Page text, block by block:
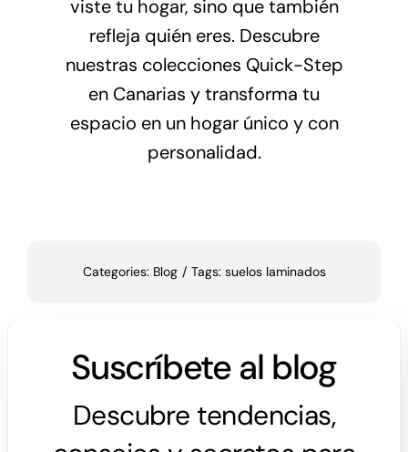
viste tu hogar, sino que también
refleja quién eres. Descubre
nuestras colecciones Quick-Step
en Canarias y transforma tu
espacio en un hogar único y con
personalidad.
Categories: Blog / Tags: suelos laminados
Suscríbete al blog
Descubre tendencias,